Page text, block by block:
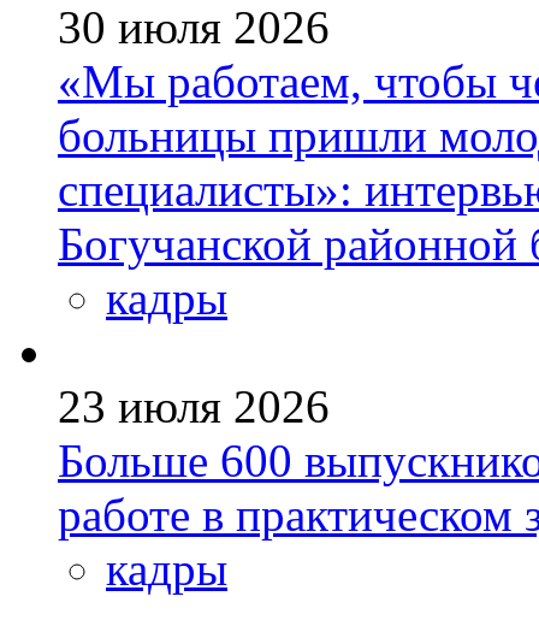
30 июля 2026
«Мы работаем, чтобы
больницы пришли
специалисты»:
Богучанской
кадры
23 июля 2026
Больше 600
работе в практическом
кадры